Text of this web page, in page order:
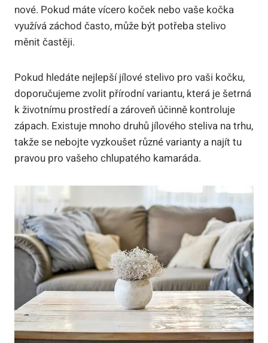
nové. Pokud máte vícero koček nebo vaše kočka
využívá záchod​ často, může být potřeba stelivo
měnit‌ častěji.
Pokud ‌hledáte nejlepší jílové stelivo pro vaši kočku, ​
doporučujeme ⁣zvolit přírodní‍ variantu, která je šetrná
k⁢ životnímu prostředí‍ a zároveň účinně kontroluje
zápach. Existuje ⁣mnoho druhů jílového‍ steliva na trhu,
takže se ‍nebojte vyzkoušet různé varianty a najít ‍tu
pravou pro vašeho chlupatého ‍kamaráda.